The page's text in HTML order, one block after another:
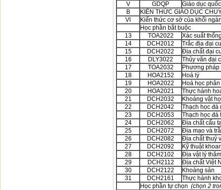
V
GDQP
Giáo dục
B
KIẾN THỨC GIÁO DỤC
VI
Kiến thức cơ sở của khối
Học phần bắt buộc
13
TOA2022
Xác suất
14
DCH2012
Trắc địa đại
15
DCH2022
Địa chất đại
16
DLY3022
Thủy văn đại
17
TOA2032
Phương pháp
18
HOA2152
Hoá lý
19
HOA2022
Hoá học
20
HOA2021
Thực hành
21
DCH2032
Khoáng vật
22
DCH2042
Thạch học đá
23
DCH2053
Thạch học đá
24
DCH2062
Địa chất cấu
25
DCH2072
Địa mạo và
26
DCH2082
Địa chất thuỷ
27
DCH2092
Kỹ thuật
28
DCH2102
Địa vật lý
29
DCH2112
Địa chất Việt
30
DCH2122
Khoáng sản
31
DCH2161
Thực hành
Học phần tự chọn (chọn 2